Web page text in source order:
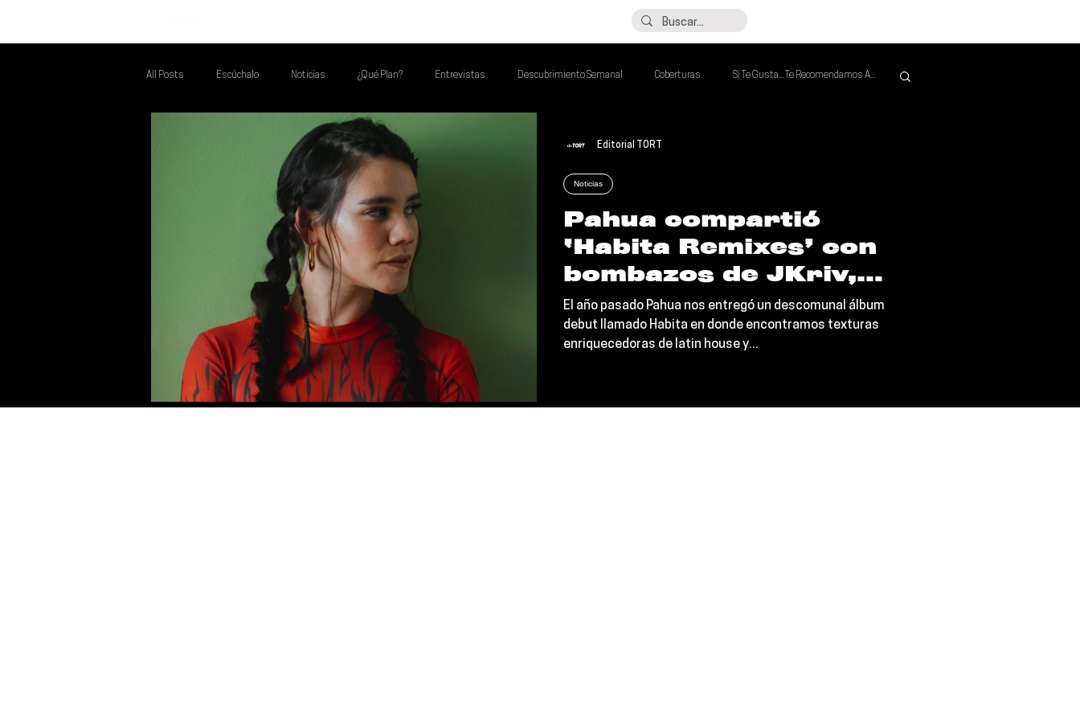
All Posts Escúchalo Noticias ¿Qué Plan? Entrevistas Descubrimiento Semanal Coberturas Si Te Gusta... Te Recomendamos A...
Talento Mexa Que Debes Escuchar Flash Round Poder Latino Que Descubrir
Álbumes de la Semana
Pahua compartió
‘Habita Remixes’ con
bombazos de JKriv,
Belmar, Captain
Planet y más
El año pasado Pahua nos entregó un descomunal álbum
debut llamado Habita en donde encontramos texturas
enriquecedoras de latin house y...
Noticias
Editorial TORT